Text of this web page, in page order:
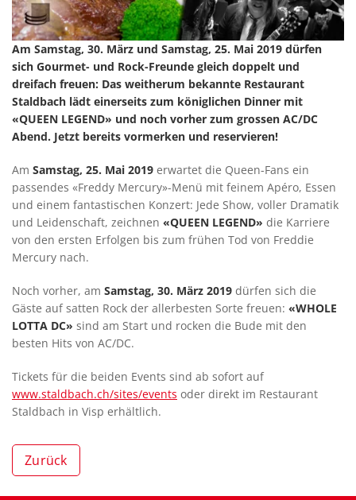
Am Samstag, 30. März und Samstag, 25. Mai 2019 dürfen
sich Gourmet- und Rock-Freunde gleich doppelt und
dreifach freuen: Das weitherum bekannte Restaurant
Staldbach lädt einerseits zum königlichen Dinner mit
«QUEEN LEGEND» und noch vorher zum grossen AC/DC
Abend. Jetzt bereits vormerken und reservieren!
Am Samstag, 25. Mai 2019 erwartet die Queen-Fans ein
passendes «Freddy Mercury»-Menü mit feinem Apéro, Essen
und einem fantastischen Konzert: Jede Show, voller Dramatik
und Leidenschaft, zeichnen «QUEEN LEGEND» die Karriere
von den ersten Erfolgen bis zum frühen Tod von Freddie
Mercury nach.
Noch vorher, am Samstag, 30. März 2019 dürfen sich die
Gäste auf satten Rock der allerbesten Sorte freuen: «WHOLE
LOTTA DC» sind am Start und rocken die Bude mit den
besten Hits von AC/DC.
Tickets für die beiden Events sind ab sofort auf
www.staldbach.ch/sites/events oder direkt im Restaurant
Staldbach in Visp erhältlich.
Zurück